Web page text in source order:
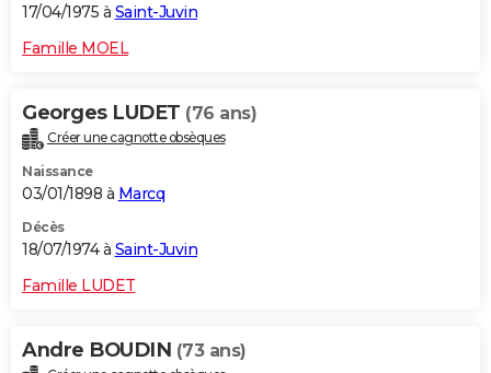
17/04/1975 à Saint-Juvin
Famille MOEL
Georges LUDET (76 ans)
Créer une cagnotte obsèques
Naissance
03/01/1898 à Marcq
Décès
18/07/1974 à Saint-Juvin
Famille LUDET
Andre BOUDIN (73 ans)